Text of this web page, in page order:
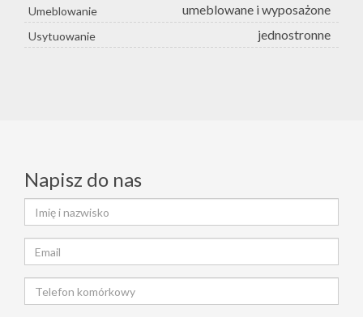
Umeblowanie umeblowane i wyposażone
Usytuowanie jednostronne
Napisz do nas